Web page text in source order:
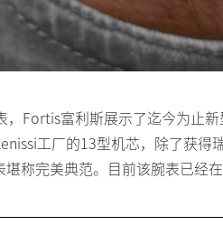
，Fortis富利斯展示了迄今为止
工厂的13型机芯，除了获
称完美典范。目前该腕表已经